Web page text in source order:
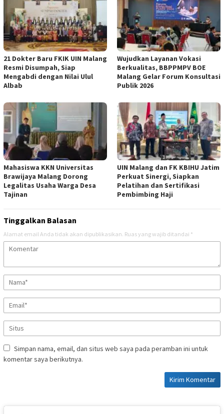
21 Dokter Baru FKIK UIN Malang
Resmi Disumpah, Siap
Mengabdi dengan Nilai Ulul
Albab
Wujudkan Layanan Vokasi
Berkualitas, BBPPMPV BOE
Malang Gelar Forum Konsultasi
Publik 2026
Mahasiswa KKN Universitas
Brawijaya Malang Dorong
Legalitas Usaha Warga Desa
Tajinan
UIN Malang dan FK KBIHU Jatim
Perkuat Sinergi, Siapkan
Pelatihan dan Sertifikasi
Pembimbing Haji
Tinggalkan Balasan
Alamat email Anda tidak akan dipublikasikan. Ruas yang wajib ditandai *
Simpan nama, email, dan situs web saya pada peramban ini untuk
komentar saya berikutnya.